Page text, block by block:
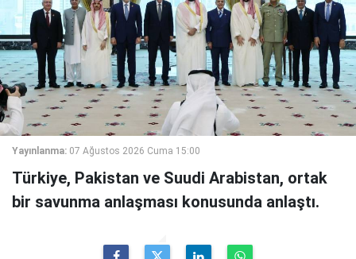
Yayınlanma: 07 Ağustos 2026 Cuma 15:00
Türkiye, Pakistan ve Suudi Arabistan, ortak
bir savunma anlaşması konusunda anlaştı.